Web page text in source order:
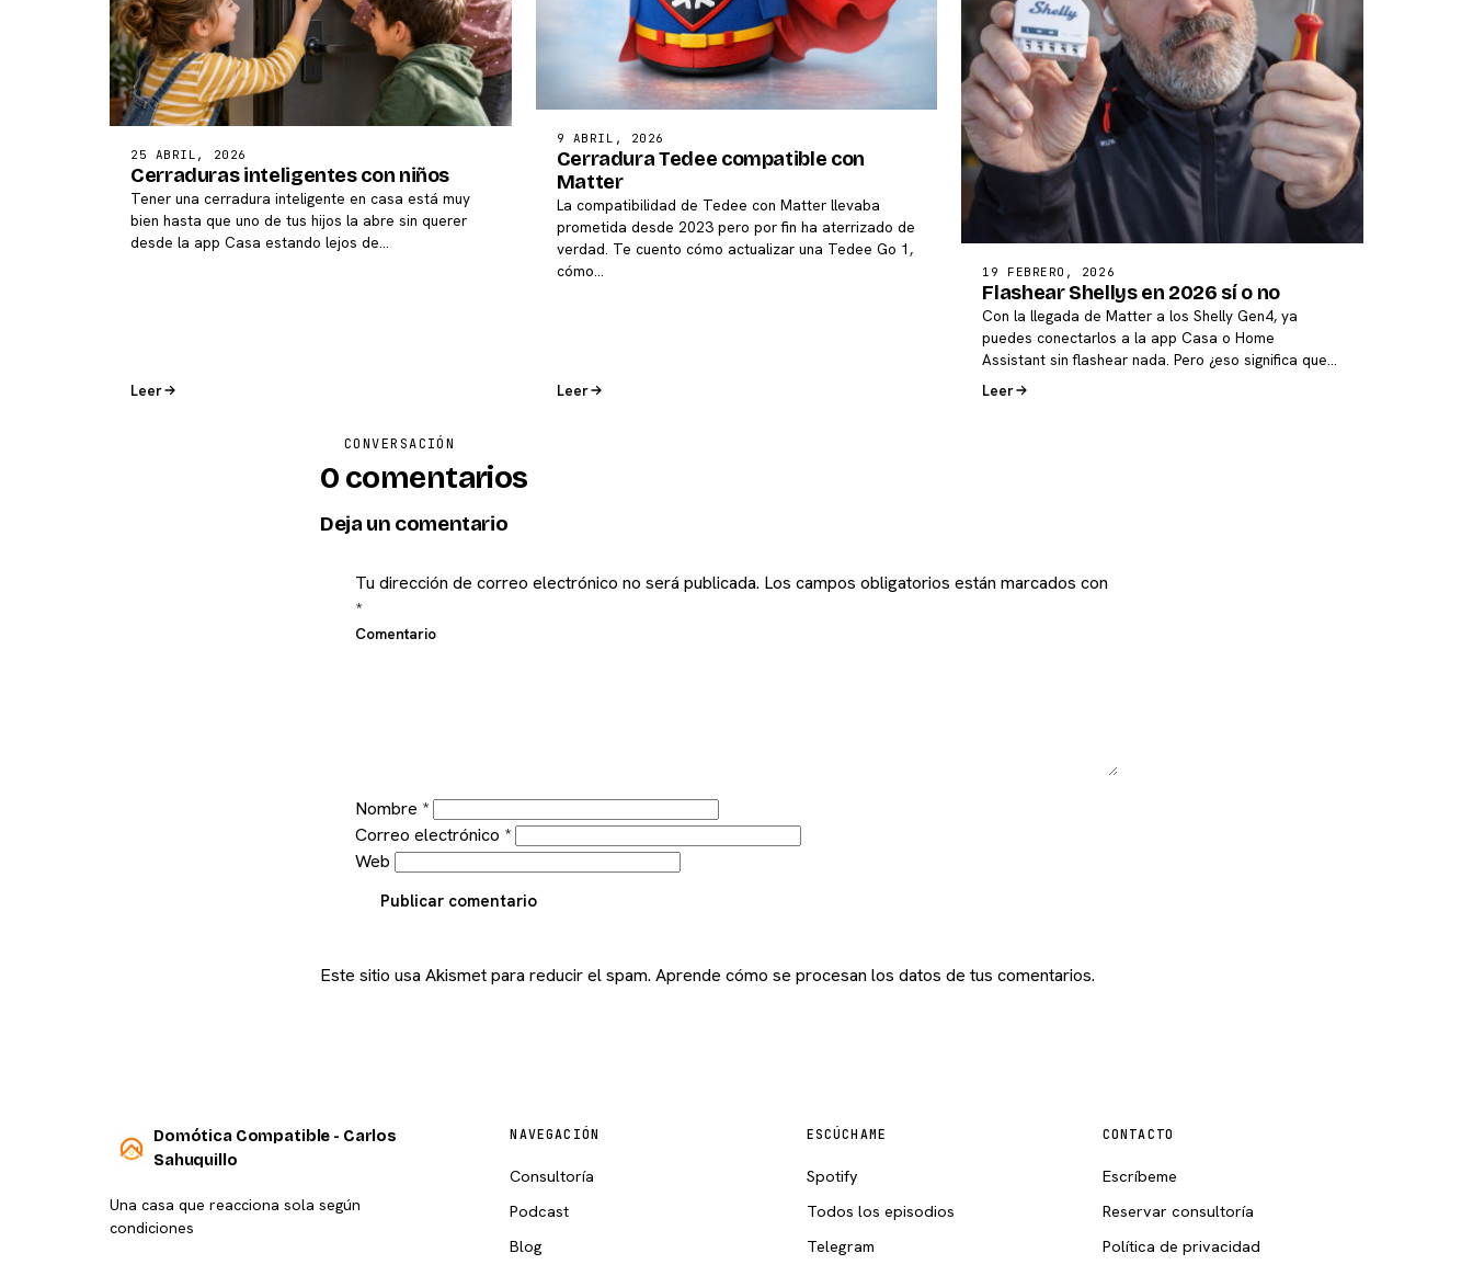
25 ABRIL, 2026
Cerraduras inteligentes con niños
Tener una cerradura inteligente en casa está muy
bien hasta que uno de tus hijos la abre sin querer
desde la app Casa estando lejos de…
Leer
9 ABRIL, 2026
Cerradura Tedee compatible con
Matter
La compatibilidad de Tedee con Matter llevaba
prometida desde 2023 pero por fin ha aterrizado de
verdad. Te cuento cómo actualizar una Tedee Go 1,
cómo…
Leer
19 FEBRERO, 2026
Flashear Shellys en 2026 sí o no
Con la llegada de Matter a los Shelly Gen4, ya
puedes conectarlos a la app Casa o Home
Assistant sin flashear nada. Pero ¿eso significa que…
Leer
CONVERSACIÓN
0 comentarios
Deja un comentario
Tu dirección de correo electrónico no será publicada. Los campos obligatorios están marcados con
*
Comentario
Nombre *
Correo electrónico *
Web
Publicar comentario
Este sitio usa Akismet para reducir el spam. Aprende cómo se procesan los datos de tus comentarios.
Domótica Compatible - Carlos
Sahuquillo
Una casa que reacciona sola según
condiciones
NAVEGACIÓN
Consultoría
Podcast
Blog
ESCÚCHAME
Spotify
Todos los episodios
Telegram
CONTACTO
Escríbeme
Reservar consultoría
Política de privacidad